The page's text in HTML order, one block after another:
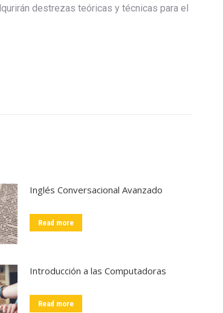
destrezas teóricas y técnicas para el
Inglés Conversacional Avanzado
Read more
Introducción a las Computadoras
Read more